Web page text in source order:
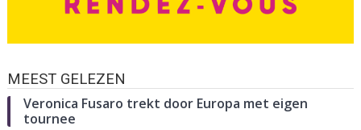
MEEST GELEZEN
Veronica Fusaro trekt door Europa met eigen
tournee